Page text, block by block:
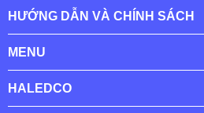
HƯỚNG DẪN VÀ CHÍNH SÁCH
MENU
HALEDCO